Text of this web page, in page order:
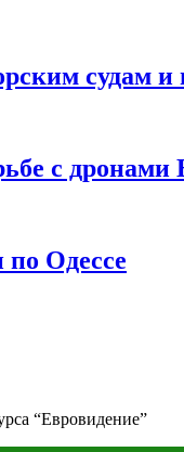
судам
с
по Одессе
“Евровидение”